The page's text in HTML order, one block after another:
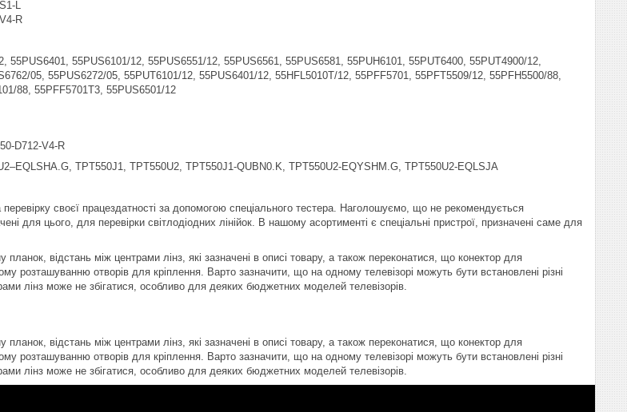
L
R
55PUS6401, 55PUS6101/12, 55PUS6551/12, 55PUS6561, 55PUS6581, 55PUH6101, 55PUT6400, 55PUT4900/12,
05, 55PUS6272/05, 55PUT6101/12, 55PUS6401/12, 55HFL5010T/12, 55PFF5701, 55PFT5509/12, 55PFH5500/88,
88, 55PFF5701T3, 55PUS6501/12
D712-V4-R
TPT550J1, TPT550U2, TPT550J1-QUBN0.K, TPT550U2-EQYSHM.G, TPT550U2-EQLSJA
своєї працездатності за допомогою спеціального тестера. Наголошуємо, що не рекомендується
для цього, для перевірки світлодіодних лінійок. В нашому асортименті є спеціальні пристрої, призначені саме для
відстань між центрами лінз, які зазначені в описі товару, а також переконатися, що конектор для
розташуванню отворів для кріплення. Варто зазначити, що на одному телевізорі можуть бути встановлені різні
лінз може не збігатися, особливо для деяких бюджетних моделей телевізорів.
відстань між центрами лінз, які зазначені в описі товару, а також переконатися, що конектор для
розташуванню отворів для кріплення. Варто зазначити, що на одному телевізорі можуть бути встановлені різні
лінз може не збігатися, особливо для деяких бюджетних моделей телевізорів.